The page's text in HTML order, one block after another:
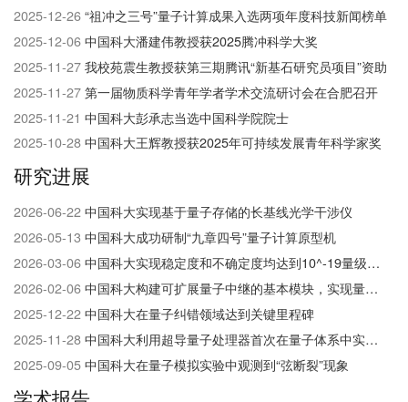
2025-12-26“祖冲之三号”量子计算成果入选两项年度科技新闻榜单
2025-12-06中国科大潘建伟教授获2025腾冲科学大奖
2025-11-27我校苑震生教授获第三期腾讯“新基石研究员项目”资助
2025-11-27第一届物质科学青年学者学术交流研讨会在合肥召开
2025-11-21 中国科大彭承志当选中国科学院院士
2025-10-28中国科大王辉教授获2025年可持续发展青年科学家奖
研究进展
2026-06-22中国科大实现基于量子存储的长基线光学干涉仪
2026-05-13 中国科大成功研制“九章四号”量子计算原型机
2026-03-06中国科大实现稳定度和不确定度均达到10^-19​量级的光钟
2026-02-06中国科大构建可扩展量子中继的基本模块，实现量子网络研究的重大突破
2025-12-22中国科大在量子纠错领域达到关键里程碑
2025-11-28中国科大利用超导量子处理器首次在量子体系中实现并探测高阶非平衡拓扑相
2025-09-05中国科大在量子模拟实验中观测到“弦断裂”现象